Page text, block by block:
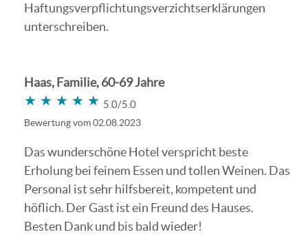
Haftungsverpflichtungsverzichtserklärungen
unterschreiben.
Haas, Familie, 60-69 Jahre
★★★★★
★★★★★ 5.0/5.0
Bewertung vom 02.08.2023
Das wunderschöne Hotel verspricht beste
Erholung bei feinem Essen und tollen Weinen. Das
Personal ist sehr hilfsbereit, kompetent und
höflich. Der Gast ist ein Freund des Hauses.
Besten Dank und bis bald wieder!